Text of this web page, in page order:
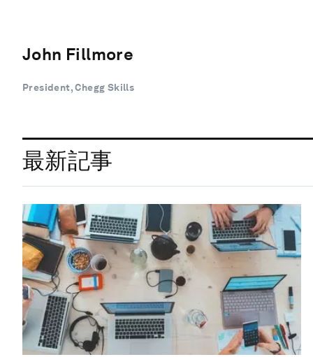
John Fillmore
President, Chegg Skills
最新記事